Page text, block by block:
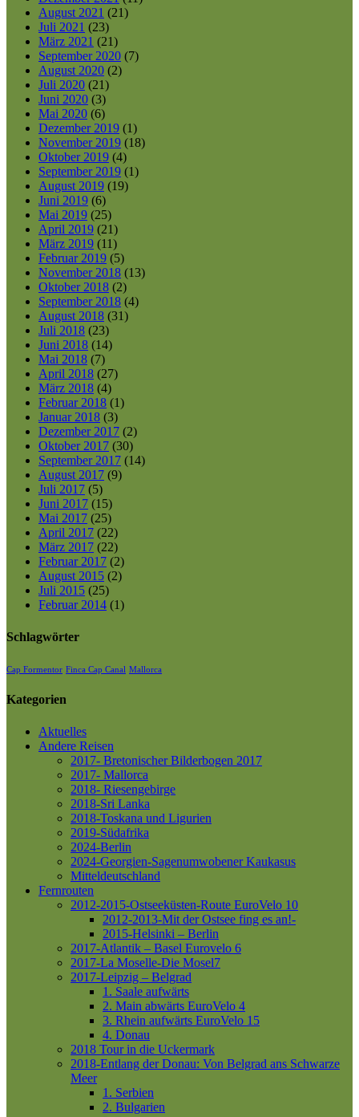
August 2021 (21)
Juli 2021 (23)
März 2021 (21)
September 2020 (7)
August 2020 (2)
Juli 2020 (21)
Juni 2020 (3)
Mai 2020 (6)
Dezember 2019 (1)
November 2019 (18)
Oktober 2019 (4)
September 2019 (1)
August 2019 (19)
Juni 2019 (6)
Mai 2019 (25)
April 2019 (21)
März 2019 (11)
Februar 2019 (5)
November 2018 (13)
Oktober 2018 (2)
September 2018 (4)
August 2018 (31)
Juli 2018 (23)
Juni 2018 (14)
Mai 2018 (7)
April 2018 (27)
März 2018 (4)
Februar 2018 (1)
Januar 2018 (3)
Dezember 2017 (2)
Oktober 2017 (30)
September 2017 (14)
August 2017 (9)
Juli 2017 (5)
Juni 2017 (15)
Mai 2017 (25)
April 2017 (22)
März 2017 (22)
Februar 2017 (2)
August 2015 (2)
Juli 2015 (25)
Februar 2014 (1)
Schlagwörter
Cap Formentor Finca Cap Canal Mallorca
Kategorien
Aktuelles
Andere Reisen
2017- Bretonischer Bilderbogen 2017
2017- Mallorca
2018- Riesengebirge
2018-Sri Lanka
2018-Toskana und Ligurien
2019-Südafrika
2024-Berlin
2024-Georgien-Sagenumwobener Kaukasus
Mitteldeutschland
Fernrouten
2012-2015-Ostseeküsten-Route EuroVelo 10
2012-2013-Mit der Ostsee fing es an!-
2015-Helsinki – Berlin
2017-Atlantik – Basel Eurovelo 6
2017-La Moselle-Die Mosel7
2017-Leipzig – Belgrad
1. Saale aufwärts
2. Main abwärts EuroVelo 4
3. Rhein aufwärts EuroVelo 15
4. Donau
2018 Tour in die Uckermark
2018-Entlang der Donau: Von Belgrad ans Schwarze
Meer
1. Serbien
2. Bulgarien